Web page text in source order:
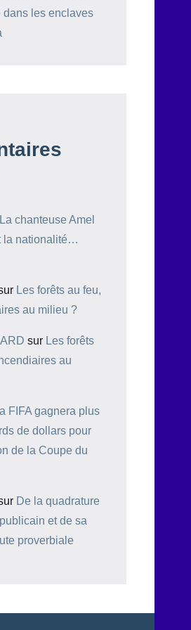
dans les enclaves
La chanteuse Amel
la nationalité…
Les forêts au feu,
au milieu ?
sur Les forêts
au
FIFA gagnera plus
de dollars pour
de la Coupe du
De la quadrature
et de sa
proverbiale